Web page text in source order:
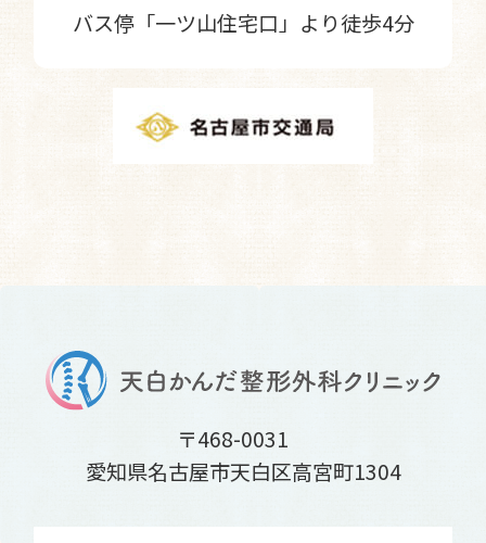
バス停「一ツ山住宅口」より徒歩4分
〒468-0031
愛知県名古屋市天白区高宮町1304